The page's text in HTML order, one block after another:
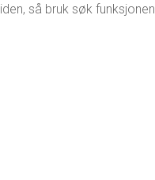
så bruk søk funksjonen.